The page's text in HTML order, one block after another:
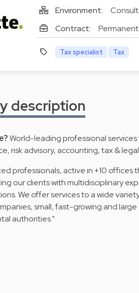
Environment:
Contract:
Tax specialist Tax
description
World-leading professional
risk advisory, accounting, tax &
professionals, active in +10 offices
our clients with multidisciplinary
We offer services to a wide
small, fast-growing and
authorities."